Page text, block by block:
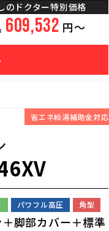
のドクター特別価格
609,532 円～
省エネ給湯補助金対応
パワフル高圧 角型
＋脚部カバー＋標準